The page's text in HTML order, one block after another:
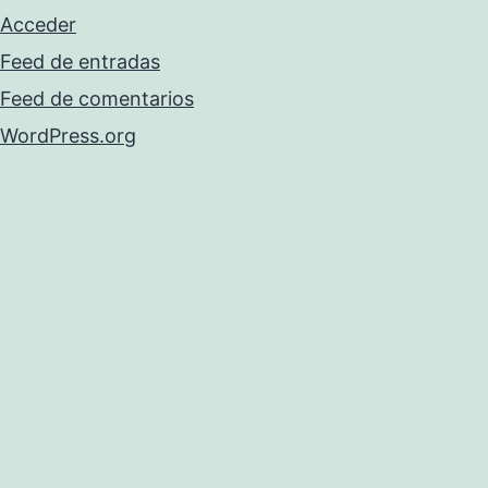
Acceder
Feed de entradas
Feed de comentarios
WordPress.org